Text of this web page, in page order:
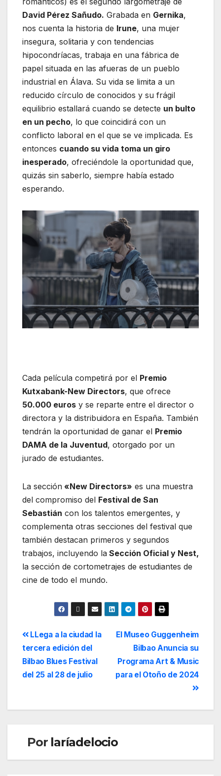
David Pérez Sañudo. Grabada en Gernika,
nos cuenta la historia de Irune, una mujer
insegura, solitaria y con tendencias
hipocondríacas, trabaja en una fábrica de
papel situada en las afueras de un pueblo
industrial en Álava. Su vida se limita a un
reducido círculo de conocidos y su frágil
equilibrio estallará cuando se detecte un bulto
en un pecho, lo que coincidirá con un
conflicto laboral en el que se ve implicada. Es
entonces cuando su vida toma un giro
inesperado, ofreciéndole la oportunidad que,
quizás sin saberlo, siempre había estado
esperando.
Cada película competirá por el Premio
Kutxabank-New Directors, que ofrece
50.000 euros y se reparte entre el director o
directora y la distribuidora en España. También
tendrán la oportunidad de ganar el Premio
DAMA de la Juventud, otorgado por un
jurado de estudiantes.
La sección «New Directors» es una muestra
del compromiso del Festival de San
Sebastián con los talentos emergentes, y
complementa otras secciones del festival que
también destacan primeros y segundos
trabajos, incluyendo la Sección Oficial y Nest,
la sección de cortometrajes de estudiantes de
cine de todo el mundo.
El Museo Guggenheim
Bilbao Anuncia su
Programa Art & Music
para el Otoño de 2024
LLega a la ciudad la
tercera edición del
Bilbao Blues Festival
del 25 al 28 de julio
Por laríadelocio